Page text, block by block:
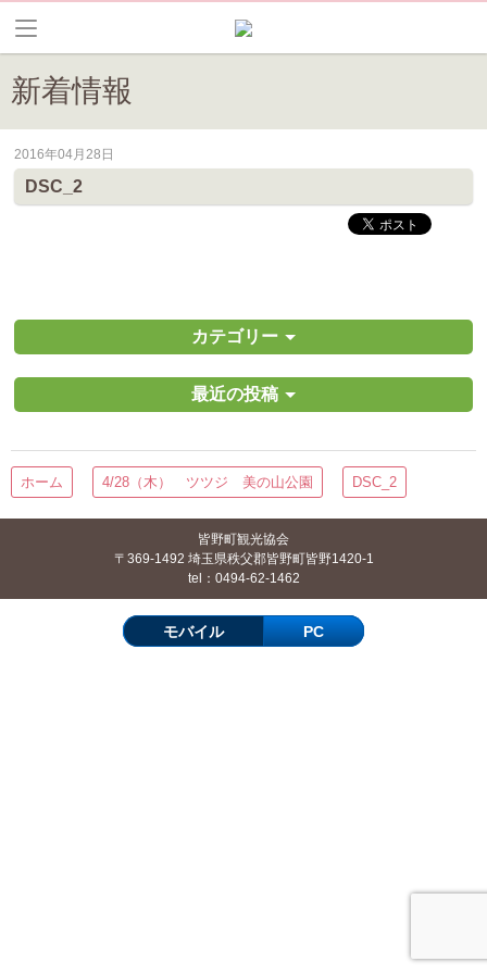
新着情報
皆野町のイベントやお祭り、花情報等の最新情報や観光協会会員情報
2016年04月28日
DSC_2
カテゴリー
最近の投稿
ホーム 4/28（木） ツツジ 美の山公園 DSC_2
皆野町観光協会
〒369-1492 埼玉県秩父郡皆野町皆野1420-1
tel：0494-62-1462
モバイル PC